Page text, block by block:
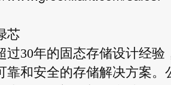
芯
过30年的固态存储设计经
靠和安全的存储解决方案